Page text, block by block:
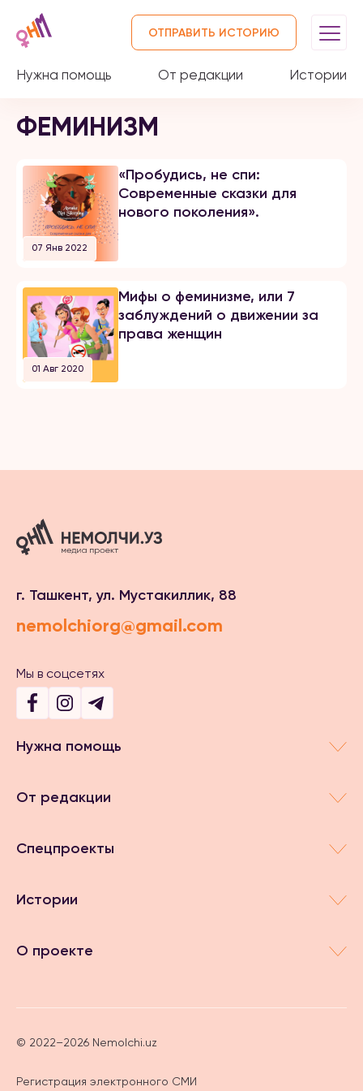
Нужна помощь От редакции Истории
ОТПРАВИТЬ ИСТОРИЮ
ФЕМИНИЗМ
07 Янв 2022
«Пробудись, не спи:
Современные сказки для
нового поколения».
01 Авг 2020
Мифы о феминизме, или 7
заблуждений о движении за
права женщин
г. Ташкент, ул. Мустакиллик, 88
nemolchiorg@gmail.com
Мы в соцсетях
Нужна помощь
От редакции
Спецпроекты
Истории
О проекте
© 2022–2026 Nemolchi.uz
Регистрация электронного СМИ